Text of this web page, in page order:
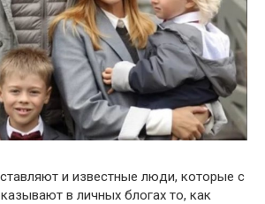
и известные люди, которые с
в личных блогах то, как